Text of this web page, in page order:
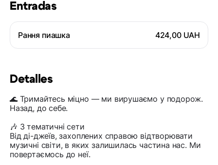
Entradas
Рання пиашка 424,00 UAH
Detalles
🌊 Тримайтесь міцно — ми вирушаємо у подорож.
Назад, до себе.
🎶 3 тематичні сети
Від ді-джеїв, захоплених справою відтворювати
музичні світи, в яких залишилась частина нас. Ми
повертаємось до неї.